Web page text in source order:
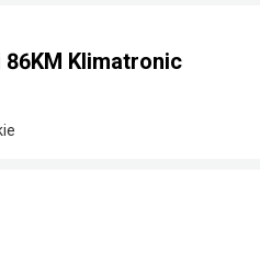
86KM Klimatronic